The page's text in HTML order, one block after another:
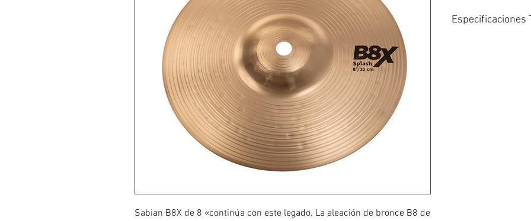
Sabian B8X de 8 «continúa con este legado. La aleación de bronce B8 de
Especificaciones